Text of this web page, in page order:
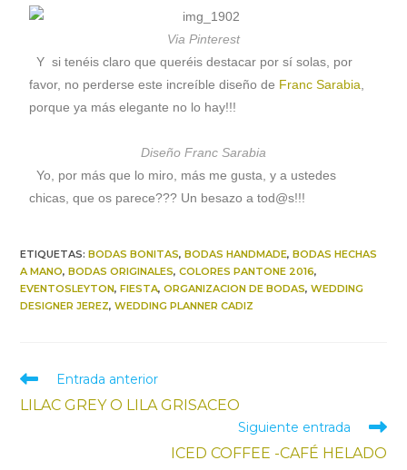
Via Pinterest
Y si tenéis claro que queréis destacar por sí solas, por
favor, no perderse este increíble diseño de Franc Sarabia
porque ya más elegante no lo hay!!!
Diseño Franc Sarabia
Yo, por más que lo miro, más me gusta, y a ustedes
chicas, que os parece??? Un besazo a tod@s!!!
ETIQUETAS:BODAS BONITAS, BODAS HANDMADE, BODAS HECHAS
A MANO, BODAS ORIGINALES, COLORES PANTONE 2016,
EVENTOSLEYTON, FIESTA, ORGANIZACION DE BODAS, WEDDING
DESIGNER JEREZ, WEDDING PLANNER CADIZ
Entrada anterior
LILAC GREY O LILA GRISACEO
Siguiente entrada
ICED COFFEE -CAFÉ HELADO